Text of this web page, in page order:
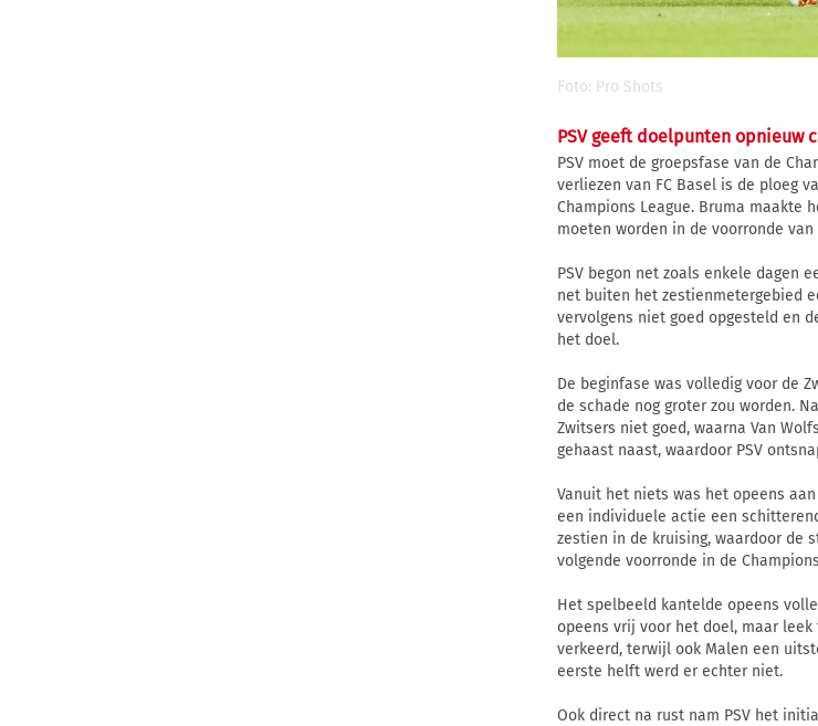
Foto: Pro Shots
PSV geeft doelpunten opnieuw
PSV moet de groepsfase van de
verliezen van FC Basel is de ploeg
Champions League. Bruma maakte
moeten worden in de voorronde van
PSV begon net zoals enkele dagen
net buiten het zestienmetergebied
vervolgens niet goed opgesteld en
het doel.
De beginfase was volledig voor de
de schade nog groter zou worden.
Zwitsers niet goed, waarna Van
gehaast naast, waardoor PSV
Vanuit het niets was het opeens
een individuele actie een
zestien in de kruising, waardoor de
volgende voorronde in de
Het spelbeeld kantelde opeens
opeens vrij voor het doel, maar
verkeerd, terwijl ook Malen een
eerste helft werd er echter niet.
Ook direct na rust nam PSV het